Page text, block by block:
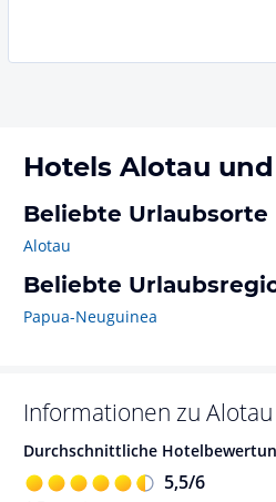
Hotels Alotau
Beliebte Urlaubsorte
Alotau
Beliebte
Papua-Neuguinea
Informationen zu Alotau
Durchschnittliche
5,5/6